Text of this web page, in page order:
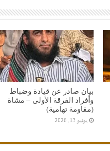
بيان صادر عن قيادة وضباط
وأفراد الفرقة الأولى – مشاة
(مقاومة تهامية)
يونيو 13, 2026